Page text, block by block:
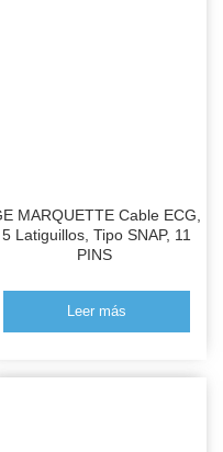
MARQUETTE Cable ECG,
5 Latiguillos, Tipo SNAP, 11
PINS
Leer más